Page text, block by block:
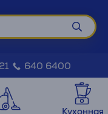
640 6400
Кухонная